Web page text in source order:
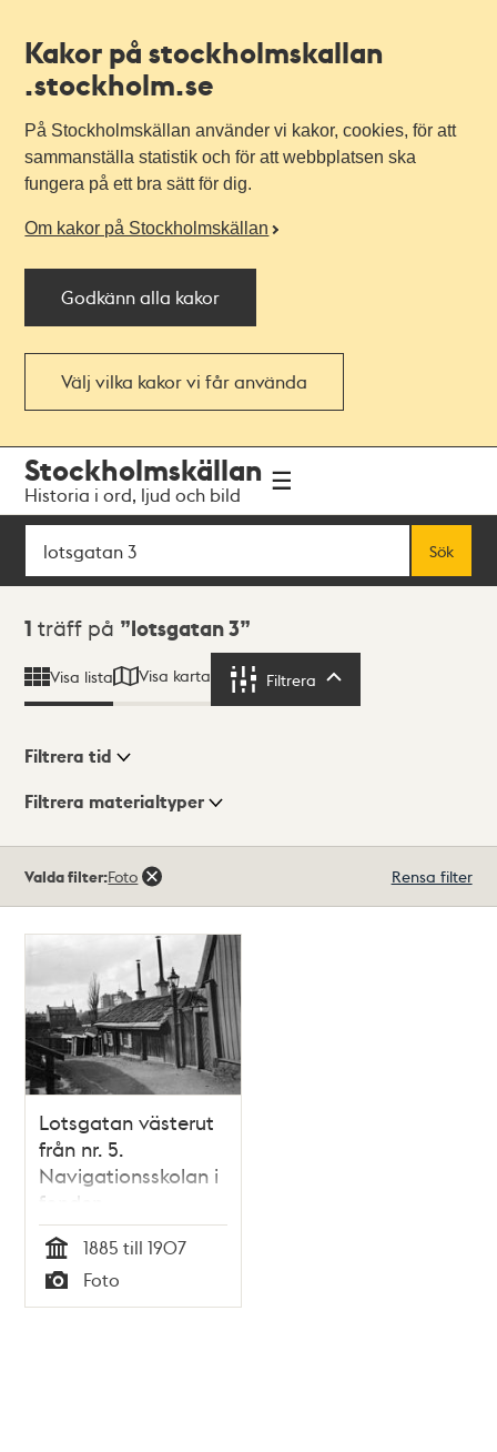
Kakor på stockholmskallan
.stockholm.se
På Stockholmskällan använder vi kakor, cookies, för att
sammanställa statistik och för att webbplatsen ska
fungera på ett bra sätt för dig.
Om kakor på Stockholmskällan
Godkänn alla kakor
Välj vilka kakor vi får använda
navigationen
huvudinnehållet
Stockholmskällan
Historia i ord, ljud och bild
Sök
Sök
Sökresultat
1 träff på lotsgatan 3
Visa lista Visa karta Filtrera
Visningsläge
Filtrera tid
Filtrera materialtyper
träffar
Valda filter:Foto Rensa filter
Lotsgatan västerut
från nr. 5.
Navigationsskolan i
fonden
Tid
1885 till 1907
Typ
Foto